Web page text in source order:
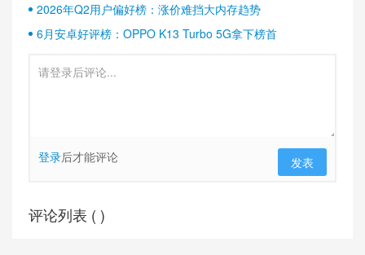
2026年Q2用户偏好榜：涨价难挡大内存趋势
6月安卓好评榜：OPPO K13 Turbo 5G拿下榜首
登录后才能评论 发表
评论列表 ( )